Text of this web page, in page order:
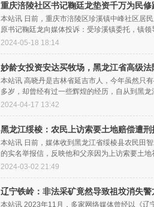
重庆涪陵社区书记鞠廷龙垫资千万为民修
反被
本站讯 日前，重庆市涪陵区珍溪镇中峰社区居民
原书记鞠廷龙向媒体投诉：受珍溪镇委托，镇领
要求中峰社区书记...
2024-05-18 18:14
妙龄女投资安达买牧场，黑龙江省高级法
判决
本站讯 高晓丹是吉林省延吉市人，今年虽然只
多岁，却曾经有过一些辉煌的经历，自从到黑龙
省安达市投资购买...
2024-04-17 13:42
黑龙江绥棱：农民上访索要土地赔偿遭刑
至今
本站讯 日前，媒体收到黑龙江省绥棱县农民田
的实名举报信，反映他和父亲因为上访索要土地
偿遭到刑拘一事。...
2024-03-02 21:49
辽宁铁岭：非法采矿竟然导致祖坟消失警
不管
本站讯 2023年11月，多家网络媒体曾经以《辽